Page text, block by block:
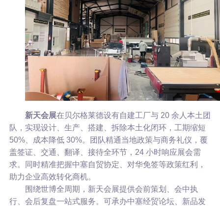
新天会展在贝尔格莱德设有自建工厂与 20 余人本土团
队，实现设计、生产、搭建、拆除本土化闭环，工期缩短
50%、成本降低 30%。团队精通当地政策与商务礼仪，覆
盖签证、交通、翻译、接待全环节，24 小时响应展会需
求。同时精准把握中塞自贸协定、对华免签等政策红利，
助力企业高效转化商机。
围绕世博全周期，新天会展提供会前策划、会中执
行、会后复盘一站式服务。可承办中塞经贸论坛、新品发